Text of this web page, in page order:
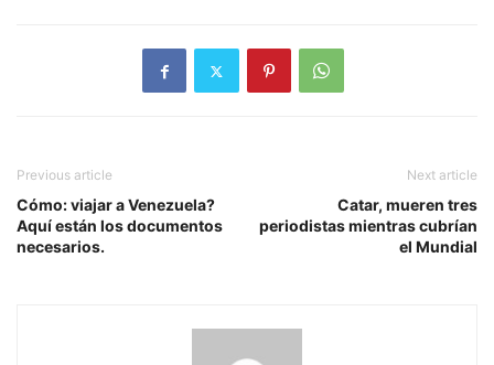
Previous article
Cómo: viajar a Venezuela?
Aquí están los documentos
necesarios.
Next article
Catar, mueren tres
periodistas mientras cubrían
el Mundial